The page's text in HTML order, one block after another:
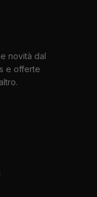
novità dal
e offerte